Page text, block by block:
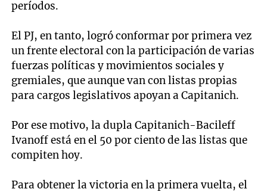
períodos.
El PJ, en tanto, logró conformar por primera vez
un frente electoral con la participación de varias
fuerzas políticas y movimientos sociales y
gremiales, que aunque van con listas propias
para cargos legislativos apoyan a Capitanich.
Por ese motivo, la dupla Capitanich-Bacileff
Ivanoff está en el 50 por ciento de las listas que
compiten hoy.
Para obtener la victoria en la primera vuelta, el